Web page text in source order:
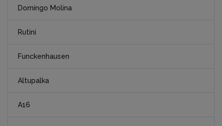
Domingo Molina
Rutini
Funckenhausen
Altupalka
A16